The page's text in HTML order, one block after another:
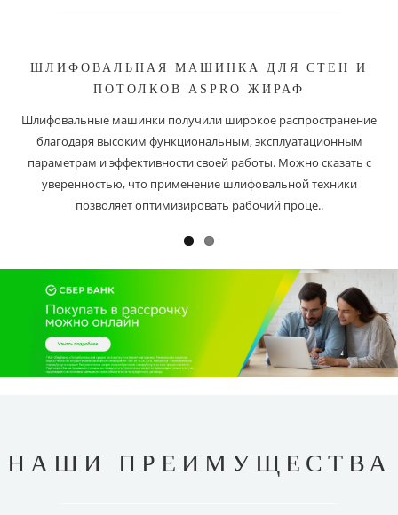
ШЛИФОВАЛЬНАЯ МАШИНКА ДЛЯ СТЕН И
ПОТОЛКОВ ASPRO ЖИРАФ
Шлифовальные машинки получили широкое распространение
благодаря высоким функциональным, эксплуатационным
параметрам и эффективности своей работы. Можно сказать с
уверенностью, что применение шлифовальной техники
позволяет оптимизировать рабочий проце..
НАШИ ПРЕИМУЩЕСТВА